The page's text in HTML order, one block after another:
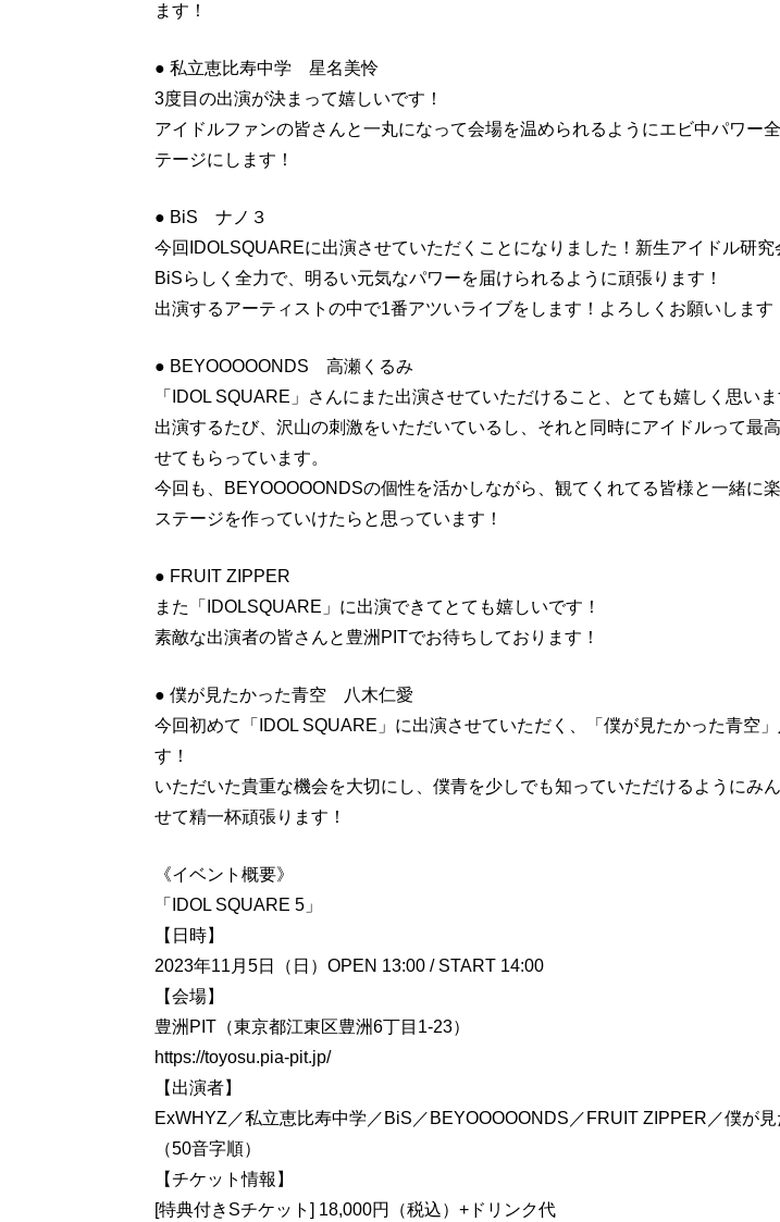
ます！
● 私立恵比寿中学 星名美怜
3度目の出演が決まって嬉しいです！
アイドルファンの皆さんと一丸になって会場を温められるようにエビ中パワー
テージにします！
● BiS ナノ３
今回IDOLSQUAREに出演させていただくことになりました！新生アイドル研究
BiSらしく全力で、明るい元気なパワーを届けられるように頑張ります！
出演するアーティストの中で1番アツいライブをします！よろしくお願いします
● BEYOOOOONDS 高瀬くるみ
「IDOL SQUARE」さんにまた出演させていただけること、とても嬉しく思いま
出演するたび、沢山の刺激をいただいているし、それと同時にアイドルって最
せてもらっています。
今回も、BEYOOOOONDSの個性を活かしながら、観てくれてる皆様と一緒に
ステージを作っていけたらと思っています！
● FRUIT ZIPPER
また「IDOLSQUARE」に出演できてとても嬉しいです！
素敵な出演者の皆さんと豊洲PITでお待ちしております！
● 僕が見たかった青空 八木仁愛
今回初めて「IDOL SQUARE」に出演させていただく、「僕が見たかった青空
す！
いただいた貴重な機会を大切にし、僕青を少しでも知っていただけるようにみ
せて精一杯頑張ります！
《イベント概要》
「IDOL SQUARE 5」
【日時】
2023年11月5日（日）OPEN 13:00 / START 14:00
【会場】
豊洲PIT（東京都江東区豊洲6丁目1-23）
https://toyosu.pia-pit.jp/
【出演者】
ExWHYZ／私立恵比寿中学／BiS／BEYOOOOONDS／FRUIT ZIPPER／僕が
（50音字順）
【チケット情報】
[特典付きSチケット] 18,000円（税込）+ドリンク代